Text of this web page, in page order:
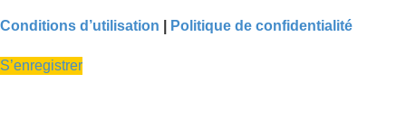
Conditions d’utilisation Politique de confidentialité
S’enregistrer